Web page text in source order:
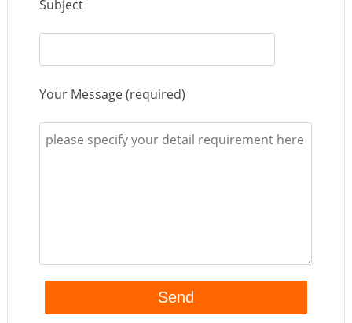
Subject
Your Message (required)